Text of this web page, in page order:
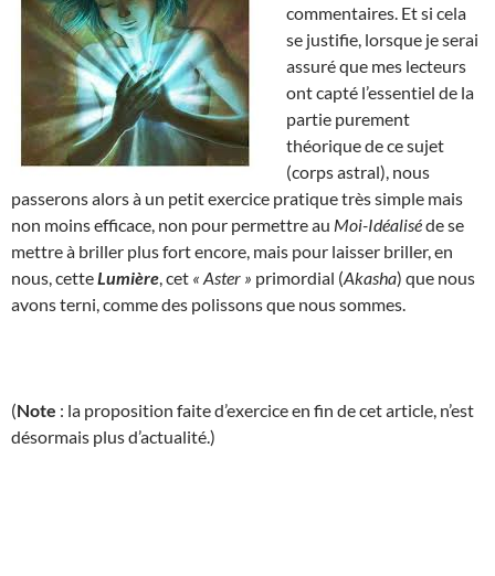
commentaires. Et si cela
se justifie, lorsque je serai
assuré que mes lecteurs
ont capté l’essentiel de la
partie purement
théorique de ce sujet
(corps astral), nous
passerons alors à un petit exercice pratique très simple mais
non moins efficace, non pour permettre au Moi-Idéaliséde se
mettre à briller plus fort encore, mais pour laisser briller, en
nous, cetteLumière , cet « Aster » primordial (Akasha) que nous
avons terni, comme des polissons que nous sommes.
(Note : la proposition faite d’exercice en fin de cet article, n’est
désormais plus d’actualité.)